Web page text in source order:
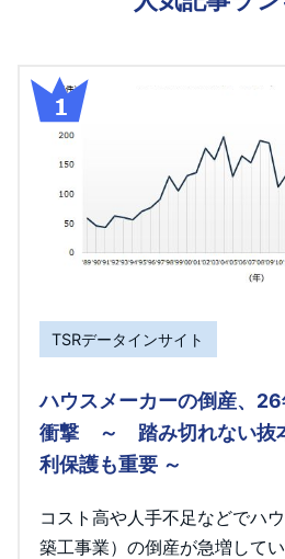
TSRデータインサイト
ハウスメーカーの倒産、
衝撃 ～ 踏み切れない抜
利保護も重要 ～
コスト高や人手不足などでハ
築工事業）の倒産が急増して